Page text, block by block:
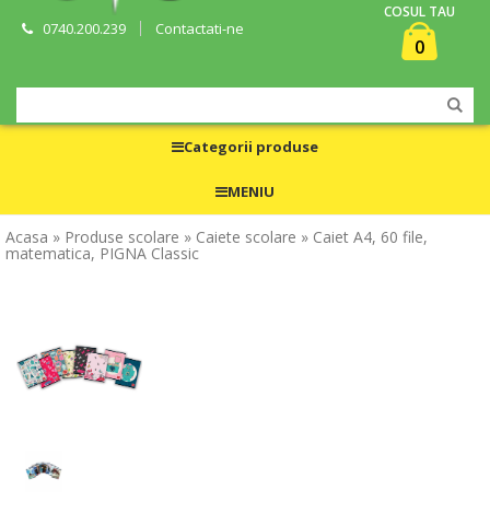
0740.200.239 Contactati-ne
COSUL TAU
0
Categorii produse
MENIU
Acasa » Produse scolare » Caiete scolare » Caiet A4, 60 file,
matematica, PIGNA Classic